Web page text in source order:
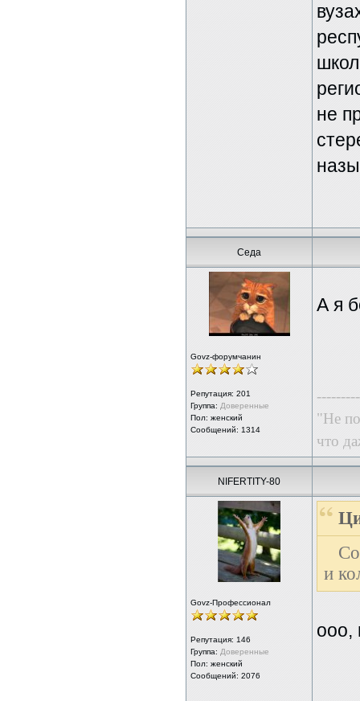
не
Седа
Govz-форумчанин
Репутация: 201
Группа: Доверенные
Пол: женский
Сообщений: 1314
А я
"Не
что
NIFERTITY-80
Govz-Профессионал
Репутация: 146
Группа: Доверенные
Пол: женский
Сообщений: 2076
и
ооо,